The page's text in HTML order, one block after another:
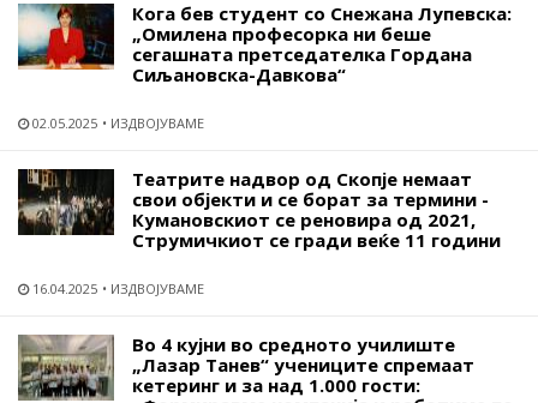
Кога бев студент со Снежана Лупевска:
„Омилена професорка ни беше
сегашната претседателка Гордана
Сиљановска-Давкова“
02.05.2025 ИЗДВОЈУВАМЕ
Театрите надвор од Скопје немаат
свои објекти и се борат за термини -
Кумановскиот се реновира од 2021,
Струмичкиот се гради веќе 11 години
16.04.2025 ИЗДВОЈУВАМЕ
Во 4 кујни во средното училиште
„Лазар Танев“ учениците спремаат
кетеринг и за над 1.000 гости: